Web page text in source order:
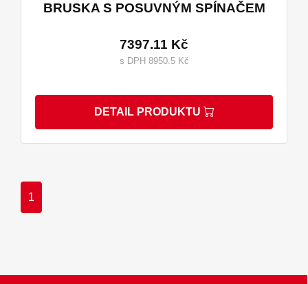
BRUSKA S POSUVNÝM SPÍNAČEM
7397.11 Kč
s DPH 8950.5 Kč
DETAIL PRODUKTU
1